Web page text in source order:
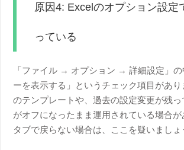
原因4: Excelのオプション設定
っている
「ファイル → オプション → 詳細設定」
ーを表示する」というチェック項目があ
のテンプレートや、過去の設定変更が残っ
がオフになったまま運用されている場合
タブで戻らない場合は、ここを疑いましょ